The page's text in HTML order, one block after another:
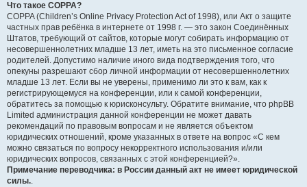
Что такое COPPA?
COPPA (Children’s Online Privacy Protection Act of 1998), или Акт о защите
частных прав ребёнка в интернете от 1998 г. — это закон Соединённых
Штатов, требующий от сайтов, которые могут собирать информацию от
несовершеннолетних младше 13 лет, иметь на это письменное согласие
родителей. Допустимо наличие иного вида подтверждения того, что
опекуны разрешают сбор личной информации от несовершеннолетних
младше 13 лет. Если вы не уверены, применимо ли это к вам, как к
регистрирующемуся на конференции, или к самой конференции,
обратитесь за помощью к юрисконсульту. Обратите внимание, что phpBB
Limited администрация данной конференции не может давать
рекомендаций по правовым вопросам и не является объектом
юридических отношений, кроме указанных в ответе на вопрос «С кем
можно связаться по вопросу некорректного использования и/или
юридических вопросов, связанных с этой конференцией?».
Примечание переводчика: в России данный акт не имеет юридической
силы..